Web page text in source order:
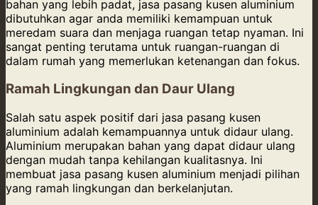
bahan yang lebih padat, jasa pasang kusen aluminium
dibutuhkan agar anda memiliki kemampuan untuk
meredam suara dan menjaga ruangan tetap nyaman. Ini
sangat penting terutama untuk ruangan-ruangan di
dalam rumah yang memerlukan ketenangan dan fokus.
Ramah Lingkungan dan Daur Ulang
Salah satu aspek positif dari jasa pasang kusen
aluminium adalah kemampuannya untuk didaur ulang.
Aluminium merupakan bahan yang dapat didaur ulang
dengan mudah tanpa kehilangan kualitasnya. Ini
membuat jasa pasang kusen aluminium menjadi pilihan
yang ramah lingkungan dan berkelanjutan.